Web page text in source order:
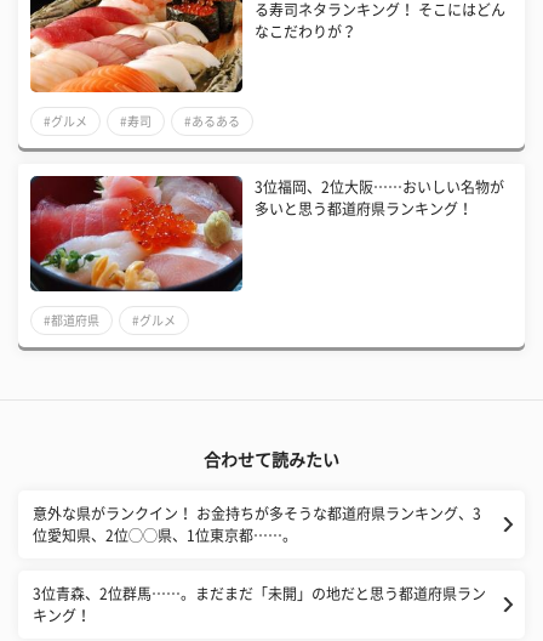
る寿司ネタランキング！ そこにはどん
なこだわりが？
#グルメ #寿司 #あるある
3位福岡、2位大阪……おいしい名物が
多いと思う都道府県ランキング！
#都道府県 #グルメ
合わせて読みたい
意外な県がランクイン！ お金持ちが多そうな都道府県ランキング、3
位愛知県、2位◯◯県、1位東京都……。
3位青森、2位群馬……。まだまだ「未開」の地だと思う都道府県ラン
キング！